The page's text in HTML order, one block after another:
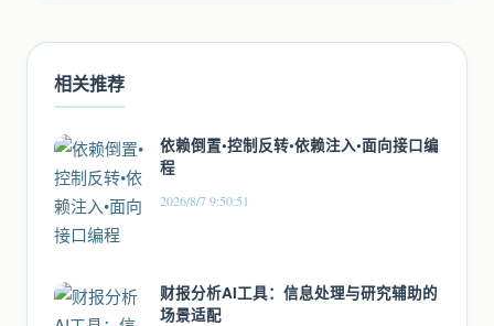
相关推荐
依赖倒置•控制反转•依赖注入•面向接口编
程
2026/8/7 9:50:51
财报分析AI工具：信息处理与研究辅助的
场景适配